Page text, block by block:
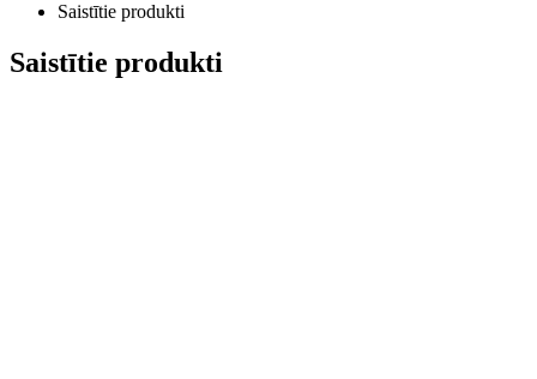
Saistītie produkti
Saistītie produkti